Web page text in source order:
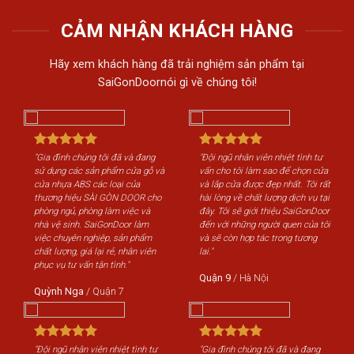
CẢM NHẬN KHÁCH HÀNG
Hãy xem khách hàng đã trải nghiệm sản phẩm tại
SaiGonDoornói gì về chúng tôi!
"Gia đình chúng tôi đã và đang
sử dụng các sản phẩm cửa gỗ và
cửa nhựa ABS các loại của
thương hiệu SÀI GÒN DOOR cho
phòng ngủ, phòng làm việc và
nhà vệ sinh. SaiGonDoor làm
việc chuyên nghiệp, sản phẩm
chất lượng, giá lại rẻ, nhân viên
phục vụ tư vấn tận tình."
Quỳnh Nga / Quận 7
"Đội ngũ nhân viên nhiệt tình tư
vấn cho tôi làm sao để chọn cửa
và lắp cửa được đẹp nhất. Tôi rất
hài lòng về chất lượng dịch vụ tại
đây. Tôi sẽ giới thiệu SaiGonDoor
đến với những người quen của tôi
và sẽ còn hợp tác trong tương
lai."
Quận 9 / Hà Nội
"Đội ngũ nhân viên nhiệt tình tư
"Gia đình chúng tôi đã và đang